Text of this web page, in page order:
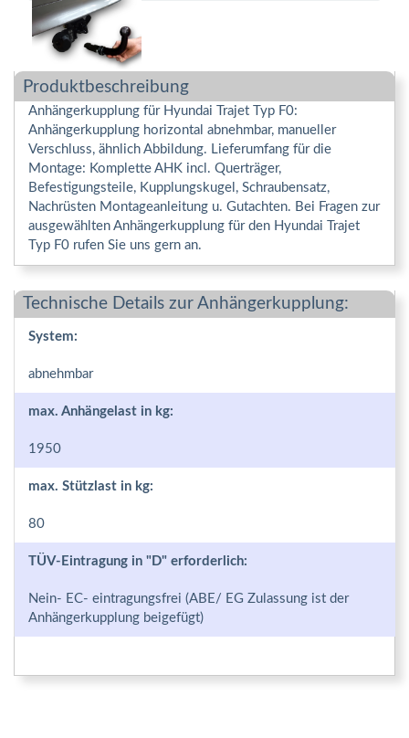
Produktbeschreibung
Anhängerkupplung für Hyundai Trajet Typ F0:
Anhängerkupplung horizontal abnehmbar, manueller
Verschluss, ähnlich Abbildung. Lieferumfang für die
Montage: Komplette AHK incl. Querträger,
Befestigungsteile, Kupplungskugel, Schraubensatz,
Nachrüsten Montageanleitung u. Gutachten. Bei Fragen zur
ausgewählten Anhängerkupplung für den Hyundai Trajet
Typ F0 rufen Sie uns gern an.
Technische Details zur Anhängerkupplung:
System:
abnehmbar
max. Anhängelast in kg:
1950
max. Stützlast in kg:
80
TÜV-Eintragung in "D" erforderlich:
Nein- EC- eintragungsfrei (ABE/ EG Zulassung ist der
Anhängerkupplung beigefügt)